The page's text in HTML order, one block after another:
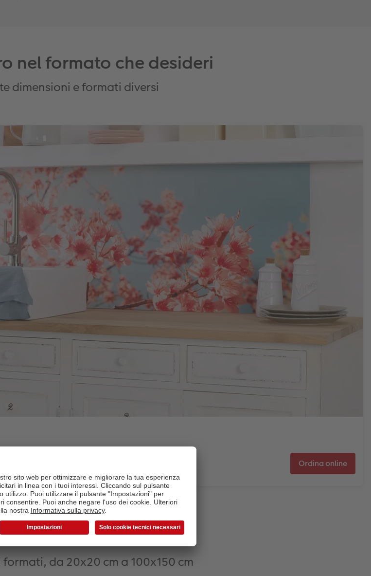
nel formato che desideri
dimensioni e formati diversi
print: da CEWE produciamo i
Ordina online
dei formati
da 20x20 cm a 100x150 cm